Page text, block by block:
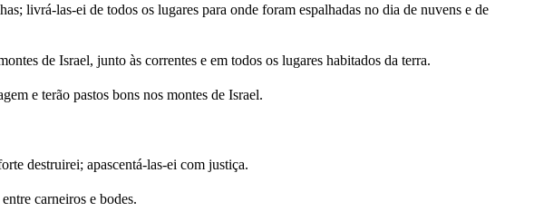
livrá-las-ei de todos os lugares para onde foram espalhadas no dia de nuvens e de
de Israel, junto às correntes e em todos os lugares habitados da terra.
e terão pastos bons nos montes de Israel.
destruirei; apascentá-las-ei com justiça.
carneiros e bodes.